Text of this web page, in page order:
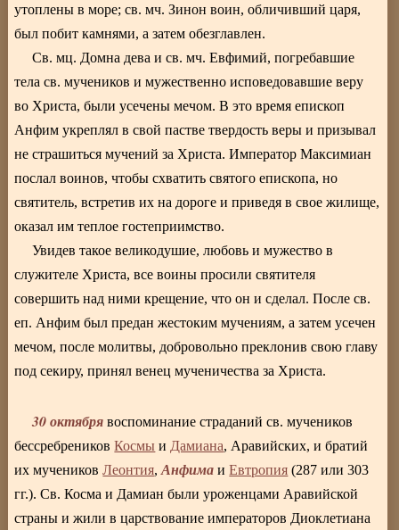
утоплены в море; св. мч. Зинон воин, обличивший царя,
был побит камнями, а затем обезглавлен.
Св. мц. Домна дева и св. мч. Евфимий, погребавшие
тела св. мучеников и мужественно исповедовавшие веру
во Христа, были усечены мечом. В это время епископ
Анфим укреплял в свой пастве твердость веры и призывал
не страшиться мучений за Христа. Император Максимиан
послал воинов, чтобы схватить святого епископа, но
святитель, встретив их на дороге и приведя в свое жилище,
оказал им теплое гостеприимство.
Увидев такое великодушие, любовь и мужество в
служителе Христа, все воины просили святителя
совершить над ними крещение, что он и сделал. После св.
еп. Анфим был предан жестоким мучениям, а затем усечен
мечом, после молитвы, добровольно преклонив свою главу
под секиру, принял венец мученичества за Христа.
30 октября воспоминание страданий св. мучеников
бессребрениковКосмы и Дамиана, Аравийских, и братий
их мучениковЛеонтия,Анфима иЕвтропия (287 или 303
гг.). Св. Косма и Дамиан были уроженцами Аравийской
страны и жили в царствование императоров Диоклетиана